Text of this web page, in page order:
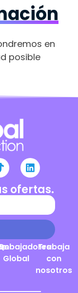
en
posible
ofertas.
Global
Trabaja
con
nosotros